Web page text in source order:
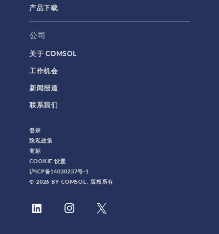
产品下载
公司
关于 COMSOL
工作机会
新闻报道
联系我们
登录
隐私政策
商标
COOKIE 设置
沪ICP备14030237号-1
© 2026 BY COMSOL. 版权所有